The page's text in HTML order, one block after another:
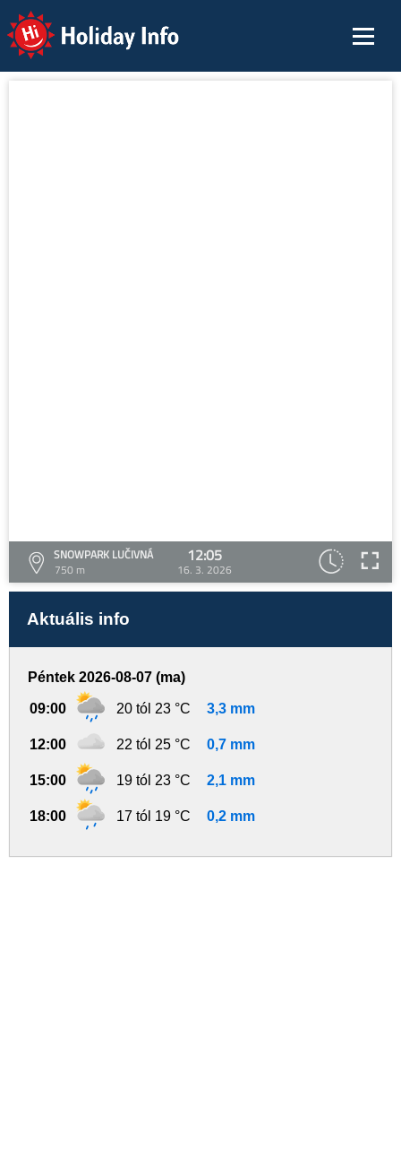
Holiday Info
SNOWPARK LUČIVNÁ
750 m
12:05
16. 3. 2026
Aktuális info
Péntek 2026-08-07 (ma)
09:00 20 tól 23 °C 3,3 mm
12:00 22 tól 25 °C 0,7 mm
15:00 19 tól 23 °C 2,1 mm
18:00 17 tól 19 °C 0,2 mm